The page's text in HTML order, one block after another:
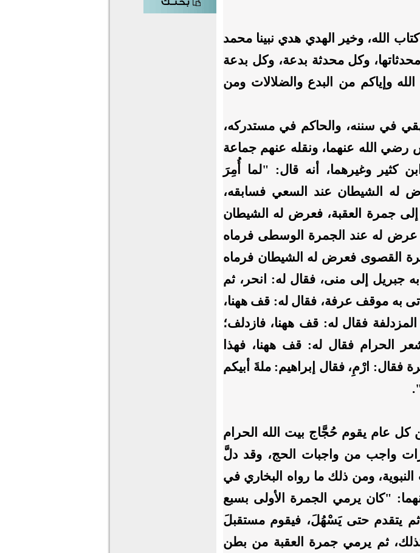
الله، وخير الهدي هدي نبينا محمد
وكل محدثة بدعة، وكل بدعة
وإياكم من البدع والضلالات ومن
في سننه، والحاكم في مستدركه،
الله عنهما، ونقله عنهم جماعة
كثير وغيرهما، أنه قال: "لما أُمِرَ
له الشيطان عند السعي فسابقه،
جمرة العقبة، فعرض له الشيطان
له عند الجمرة الوسطى فرماه
القصوى فعرض له الشيطان فرماه
إلى منى، فقال له: انحر، ثم
به موقف عرفة، فقال له: قف ههنا،
فقال له: قف ههنا، فازدلف؛
الحرام فقال له: قف ههنا، فهذا
فقال: ارْمِ، فقال إبراهيم: ملةَ أبيكم
كل عام يقوم حُجَّاج بيت الله الحرام
واجب من واجبات الحج، وقد دلَّ
ومن ذلك ما رواه البخاري في
"كان يرمي الجمرة الأولى بسبع
يتقدم حتى يَسْهُلَ، فيقوم مستقبلَ
ثم يرمي جمرة العقبة من بطن